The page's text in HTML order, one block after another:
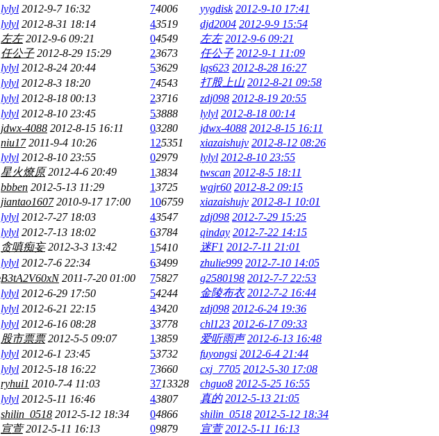
lylyl 2012-9-7 16:32 74006 yygdisk 2012-9-10 17:41
lylyl 2012-8-31 18:14 43519 djd2004 2012-9-9 15:54
左左 2012-9-6 09:21 04549 左左 2012-9-6 09:21
任公子 2012-8-29 15:29 23673 任公子 2012-9-1 11:09
lylyl 2012-8-24 20:44 53629 lqs623 2012-8-28 16:27
lylyl 2012-8-3 18:20 74543 打股上山 2012-8-21 09:58
lylyl 2012-8-18 00:13 23716 zdj098 2012-8-19 20:55
lylyl 2012-8-10 23:45 53888 lylyl 2012-8-18 00:14
jdwx-4088 2012-8-15 16:11 03280 jdwx-4088 2012-8-15 16:11
niu17 2011-9-4 10:26 125351 xiazaishujv 2012-8-12 08:26
lylyl 2012-8-10 23:55 02979 lylyl 2012-8-10 23:55
星火燎原 2012-4-6 20:49 13834 twscan 2012-8-5 18:11
bbben 2012-5-13 11:29 13725 wgjr60 2012-8-2 09:15
jiantao1607 2010-9-17 17:00 106759 xiazaishujv 2012-8-1 10:01
lylyl 2012-7-27 18:03 43547 zdj098 2012-7-29 15:25
lylyl 2012-7-13 18:02 63784 qinday 2012-7-22 14:15
贪嗔痴妄 2012-3-3 13:42 15410 迷F1 2012-7-11 21:01
lylyl 2012-7-6 22:34 63499 zhulie999 2012-7-10 14:05
B3tA2V60xN 2011-7-20 01:00 75827 g2580198 2012-7-7 22:53
lylyl 2012-6-29 17:50 54244 金陵布衣 2012-7-2 16:44
lylyl 2012-6-21 22:15 43420 zdj098 2012-6-24 19:36
lylyl 2012-6-16 08:28 33778 chl123 2012-6-17 09:33
股市票票 2012-5-5 09:07 13859 爱听雨声 2012-6-13 16:48
lylyl 2012-6-1 23:45 53732 fuyongsi 2012-6-4 21:44
lylyl 2012-5-18 16:22 73660 cxj_7705 2012-5-30 17:08
ryhui1 2010-7-4 11:03 3713328 chguo8 2012-5-25 16:55
lylyl 2012-5-11 16:46 43807 真的 2012-5-13 21:05
shilin_0518 2012-5-12 18:34 04866 shilin_0518 2012-5-12 18:34
宣萱 2012-5-11 16:13 09879 宣萱 2012-5-11 16:13